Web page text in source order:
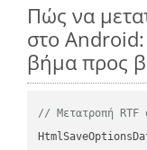
Πώς να
στο
βήμα προς
// Μετατροπή RTF